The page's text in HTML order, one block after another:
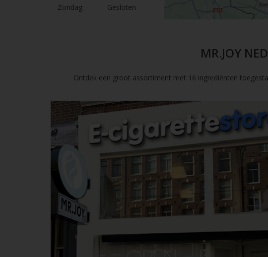
Zondag:
Gesloten
MR.JOY
Ontdek een groot assortiment met 16 ingrediënten